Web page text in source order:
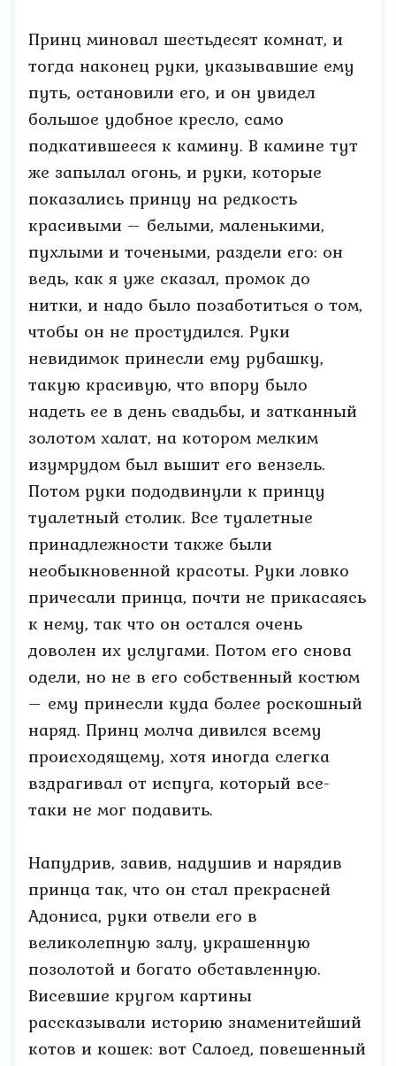
Принц миновал шестьдесят комнат, и
тогда наконец руки, указывавшие ему
путь, остановили его, и он увидел
большое удобное кресло, само
подкатившееся к камину. В камине тут
же запылал огонь, и руки, которые
показались принцу на редкость
красивыми – белыми, маленькими,
пухлыми и точеными, раздели его: он
ведь, как я уже сказал, промок до
нитки, и надо было позаботиться о том,
чтобы он не простудился. Руки
невидимок принесли ему рубашку,
такую красивую, что впору было
надеть ее в день свадьбы, и затканный
золотом халат, на котором мелким
изумрудом был вышит его вензель.
Потом руки пододвинули к принцу
туалетный столик. Все туалетные
принадлежности также были
необыкновенной красоты. Руки ловко
причесали принца, почти не прикасаясь
к нему, так что он остался очень
доволен их услугами. Потом его снова
одели, но не в его собственный костюм
– ему принесли куда более роскошный
наряд. Принц молча дивился всему
происходящему, хотя иногда слегка
вздрагивал от испуга, который все-
таки не мог подавить.
Напудрив, завив, надушив и нарядив
принца так, что он стал прекрасней
Адониса, руки отвели его в
великолепную залу, украшенную
позолотой и богато обставленную.
Висевшие кругом картины
рассказывали историю знаменитейший
котов и кошек: вот Салоед, повешенный